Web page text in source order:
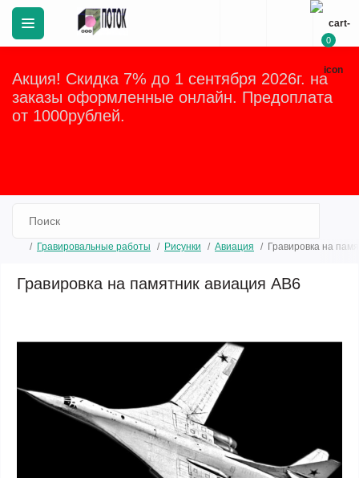
Акция! Скидка 7% до 1 сентября 2026г. на
заказы оформленные онлайн. Предоплата
от 1000рублей.
0
Гравировальные работы Рисунки Авиация Гравировка на
Гравировка на памятник авиация АВ6